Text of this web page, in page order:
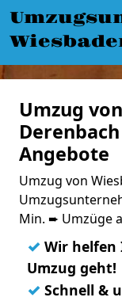
Umzug
Angebote
Umzug von
Min. ➨ Umzüge
✓ Wir helfen
Umzug geht!
✓ Schnell &